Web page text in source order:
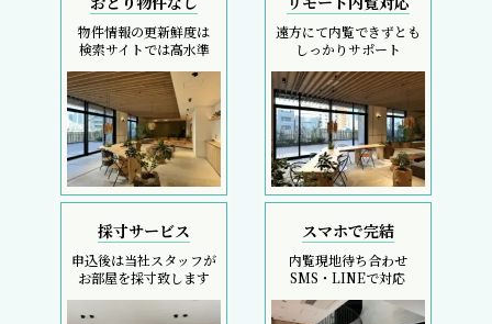
物件情報の更新鮮度は
検索サイトでは高水準
遠方にて内覧できずとも
しっかりサポート
採寸サービス
申込後は当社スタッフが
お部屋を採寸致します
スマホで完結
内覧現地待ち合わせ
SMS・LINEで対応